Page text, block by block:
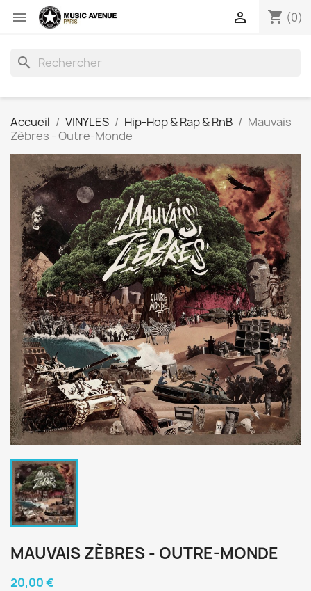
 shopping_cart (0)

search
Accueil VINYLES Hip-Hop & Rap & RnB
Mauvais
Zèbres - Outre​-​Monde
MAUVAIS ZÈBRES - OUTRE​-​MONDE
20,00 €